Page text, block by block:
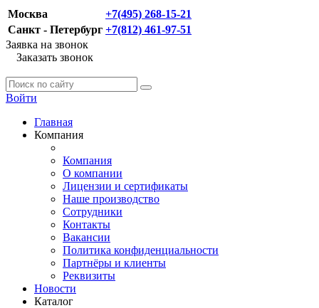
Москва
+7(495) 268-15-21
Санкт - Петербург +7(812) 461-97-51
Заявка на звонок
Заказать звонок
Войти
Главная
Компания
Компания
О компании
Лицензии и сертификаты
Наше производство
Сотрудники
Контакты
Вакансии
Политика конфиденциальности
Партнёры и клиенты
Реквизиты
Новости
Каталог